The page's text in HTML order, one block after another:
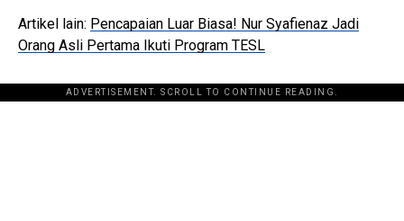
Artikel lain: Pencapaian Luar Biasa! Nur Syafienaz Jadi
Orang Asli Pertama Ikuti Program TESL
ADVERTISEMENT. SCROLL TO CONTINUE READING.